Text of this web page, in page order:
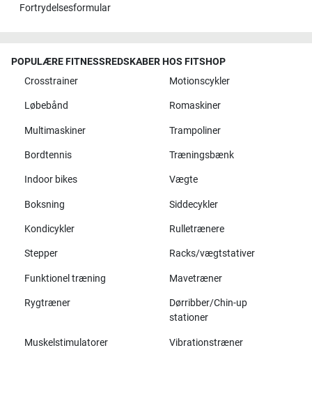
Fortrydelsesformular
POPULÆRE FITNESSREDSKABER HOS FITSHOP
Crosstrainer
Motionscykler
Løbebånd Romaskiner
Multimaskiner Trampoliner
Bordtennis Træningsbænk
Indoor bikes Vægte
Boksning Siddecykler
Kondicykler Rulletrænere
Stepper Racks/vægtstativer
Funktionel træning Mavetræner
Rygtræner
Dørribber/Chin-up
stationer
Muskelstimulatorer Vibrationstræner